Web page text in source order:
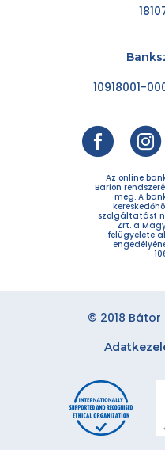
10918001-
Az online
Barion
meg. A
szolgáltatást
Zrt. a
felügyelete
© 2018